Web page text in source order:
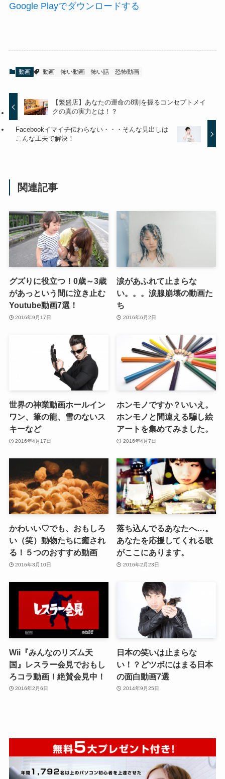
Google Playでダウンロードする
動画 動画 怖い動画 怖い話 恐怖動画
【繁盛店】あなたの運命の8割を握るコンセプトメイ
クの真の実力とは！？
Facebookイマイチ伝わらない・・・そんな見出しは
こんな工夫で解決！
関連記事
グズりに役立つ！0歳～3歳
があっという間に泣き止む
Youtube動画7選！
2016年9月17日
涙があふれて止まらな
い。。。涙腺崩壊の動画た
ち
2016年6月2日
世界の神業動画ホールイン
ワン、筆の龍、雪のないス
キーなど
2016年4月17日
ホンモノですか？いいえ。
ホンモノと間違える騙し絵
アートを集めてみました。
2016年4月7日
かわいい♡でも、おもしろ
い（笑）動物たちに癒され
る！５つのおすすめ動画
2016年3月10日
落ち込んでるあなたへ…。
あなたを応援してくれる歌
がここにあります。
2016年2月23日
Wii『みんなのリズム天
国』レスラー会見でおもし
ろコラ動画！絶賛会見中！
2016年2月6日
日本の笑いは止まらな
い！？どツボにはまる日本
の面白動画7選
2014年9月25日